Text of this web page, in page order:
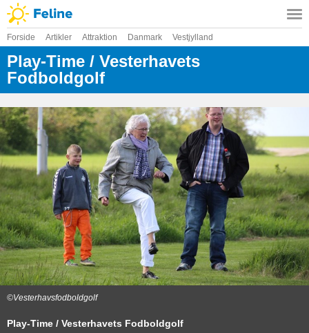
Forside Artikler Attraktion Danmark Vestjylland
Play-Time / Vesterhavets
Fodboldgolf
©Vesterhavsfodboldgolf
Play-Time / Vesterhavets Fodboldgolf